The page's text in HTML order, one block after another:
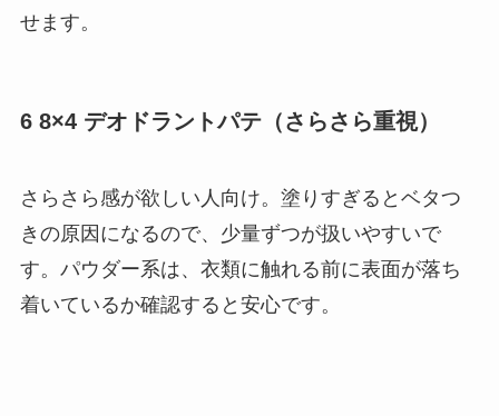
せます。
6 8×4 デオドラントパテ（さらさら重視）
さらさら感が欲しい人向け。塗りすぎるとベタつ
きの原因になるので、少量ずつが扱いやすいで
す。パウダー系は、衣類に触れる前に表面が落ち
着いているか確認すると安心です。